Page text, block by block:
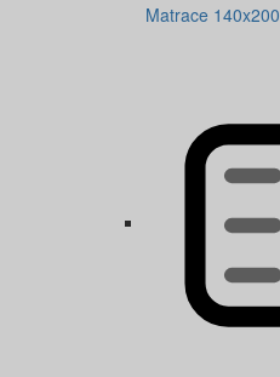
Matrace 140x200